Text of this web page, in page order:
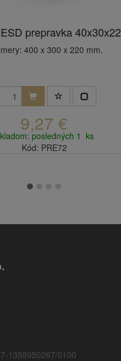
prepravka 40x30x22
400 x 300 x 220 mm.
9,27 €
posledných 1 ks
Kód: PRE72
1358950267/0100